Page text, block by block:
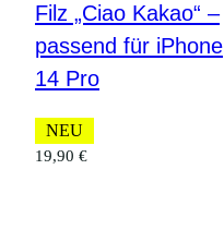
Filz „Ciao Kakao“ –
passend für iPhone
14 Pro
NEU
19,90 €